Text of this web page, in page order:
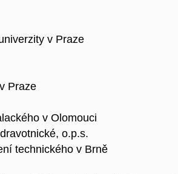
v Praze
Praze
v Olomouci
o.p.s.
technického v Brně